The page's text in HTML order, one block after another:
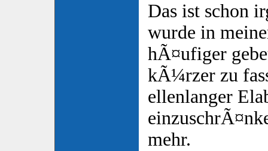
Das ist schon
wurde in
hÃ¤ufiger
kÃ¼rzer zu
ellenlanger
mehr.